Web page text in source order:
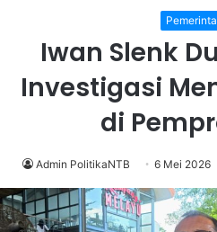
Iwan Slenk
Investigasi
di
Admin PolitikaNTB 6 Mei 2026